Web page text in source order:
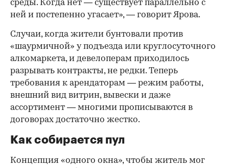
среды. Когда нет — существует параллельно с
ней и постепенно угасает», — говорит Ярова.
Случаи, когда жители бунтовали против
«шаурмичной» у подъезда или круглосуточного
алкомаркета, и девелоперам приходилось
разрывать контракты, не редки. Теперь
требования к арендаторам — режим работы,
внешний вид витрин, вывески и даже
ассортимент — многими прописываются в
договорах достаточно жестко.
Как собирается пул
Концепция «одного окна», чтобы житель мог